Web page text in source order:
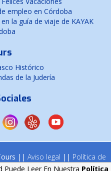
empleo en Córdoba
la guía de viaje de KAYAK
Histórico
de la Judería
|| Aviso legal || Política de
Puede Leer En Nuestra Política